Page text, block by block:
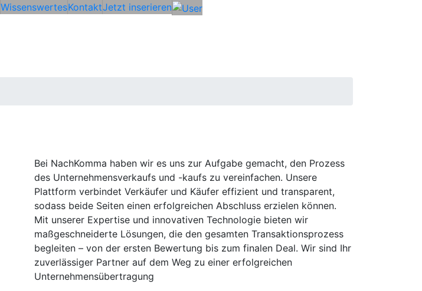
WissenswertesKontaktJetzt inserieren
Bei NachKomma haben wir es uns zur Aufgabe gemacht, den Prozess
des Unternehmensverkaufs und -kaufs zu vereinfachen. Unsere
Plattform verbindet Verkäufer und Käufer effizient und transparent,
sodass beide Seiten einen erfolgreichen Abschluss erzielen können.
Mit unserer Expertise und innovativen Technologie bieten wir
maßgeschneiderte Lösungen, die den gesamten Transaktionsprozess
begleiten – von der ersten Bewertung bis zum finalen Deal. Wir sind Ihr
zuverlässiger Partner auf dem Weg zu einer erfolgreichen
Unternehmensübertragung